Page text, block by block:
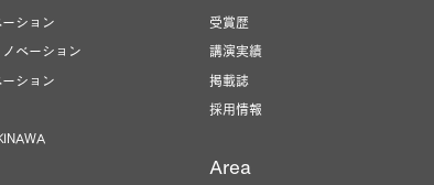
ション
ベーション
ション
受賞歴
講演実績
掲載誌
採用情報
Area